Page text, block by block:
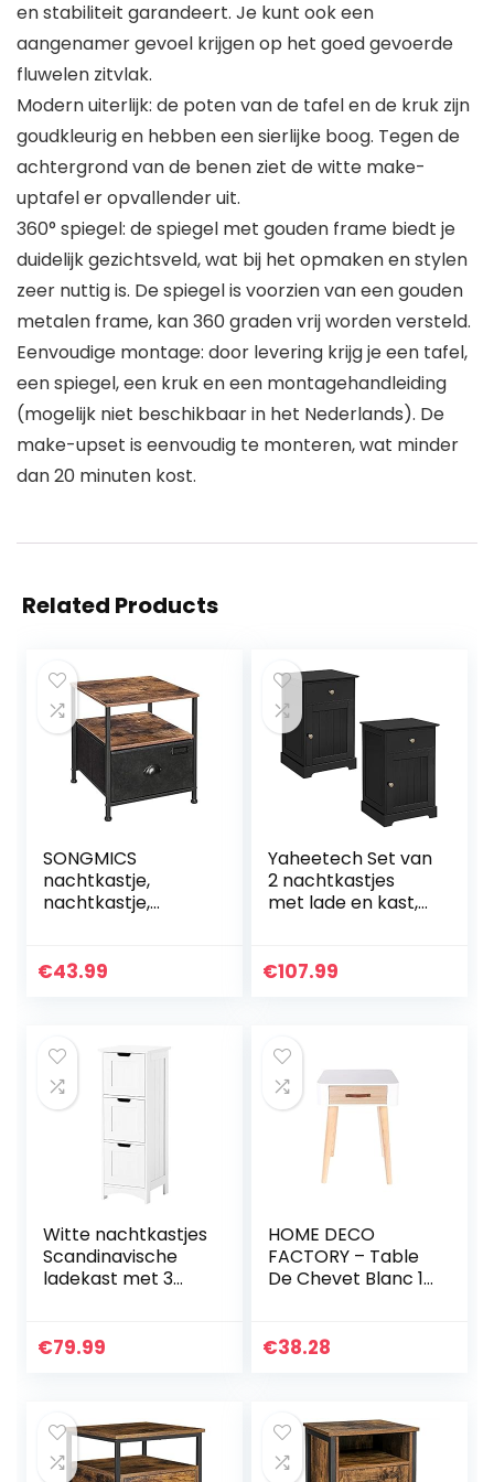
en stabiliteit garandeert. Je kunt ook een
aangenamer gevoel krijgen op het goed gevoerde
fluwelen zitvlak.
Modern uiterlijk: de poten van de tafel en de kruk zijn
goudkleurig en hebben een sierlijke boog. Tegen de
achtergrond van de benen ziet de witte make-
uptafel er opvallender uit.
360° spiegel: de spiegel met gouden frame biedt je
duidelijk gezichtsveld, wat bij het opmaken en stylen
zeer nuttig is. De spiegel is voorzien van een gouden
metalen frame, kan 360 graden vrij worden versteld.
Eenvoudige montage: door levering krijg je een tafel,
een spiegel, een kruk en een montagehandleiding
(mogelijk niet beschikbaar in het Nederlands). De
make-upset is eenvoudig te monteren, wat minder
dan 20 minuten kost.
Related Products
SONGMICS
nachtkastje,
nachtkastje,
planken,
€43.99
Yaheetech Set van
2 nachtkastjes
met lade en kast,
€107.99
Witte nachtkastjes
Scandinavische
ladekast met 3
bijzettafel voor
€79.99
HOME DECO
FACTORY – Table
De Chevet Blanc 1
Chambre
€38.28